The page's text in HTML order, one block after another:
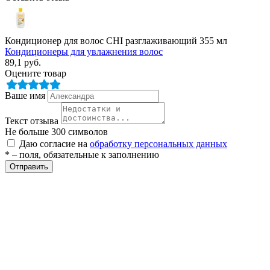
Кондиционер для волос CHI разглаживающий 355 мл
Кондиционеры для увлажнения волос
89,1 руб.
Оцените товар
Ваше имя
Текст отзыва
Не больше 300 символов
Даю согласие на обработку персональных данных
* – поля, обязательные к заполнению
Отправить